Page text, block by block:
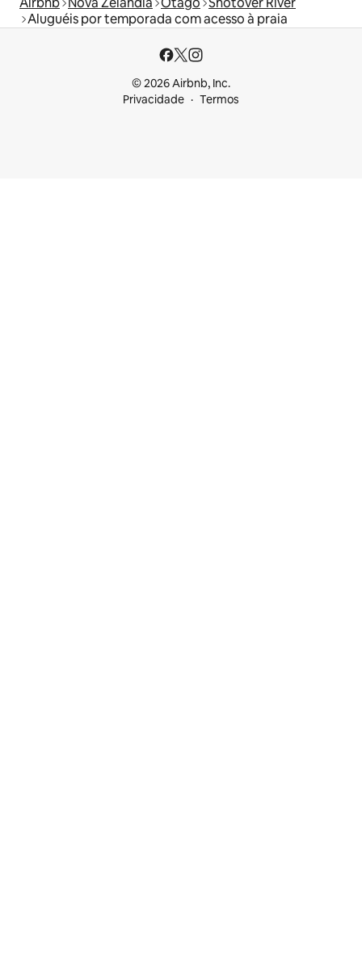
Aluguéis por temporada com acesso à praia
© 2026 Airbnb, Inc.
Privacidade
Termos